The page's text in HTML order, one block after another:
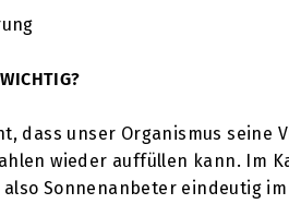
dass unser Organismus seine
wieder auffüllen kann. Im
Sonnenanbeter eindeutig